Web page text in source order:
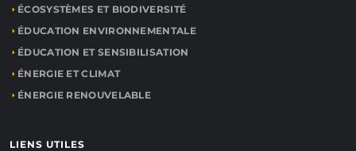
ÉCOSYSTÈMES ET BIODIVERSITÉ
ÉDUCATION ENVIRONNEMENTALE
ÉDUCATION ET SENSIBILISATION
ÉNERGIE ET CLIMAT
ÉNERGIE RENOUVELABLE
LIENS UTILES